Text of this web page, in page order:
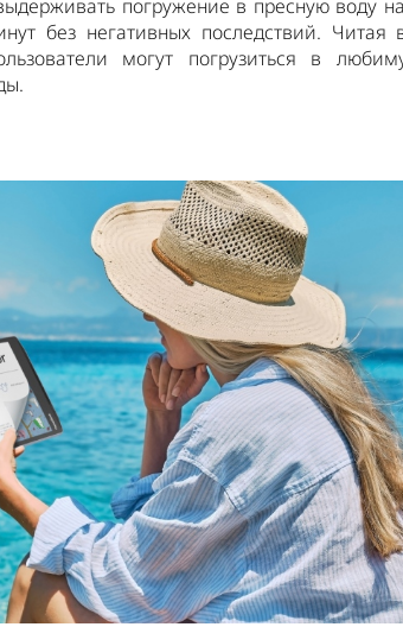
погружение в пресную воду
без негативных последствий. Читая
могут погрузиться в